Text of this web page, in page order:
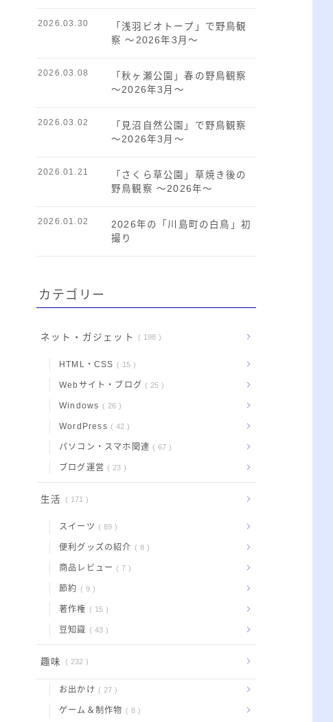
「浅羽ビオトープ」で野鳥観
察 ～2026年3月～
2026.03.30
「秋ヶ瀬公園」春の野鳥観察
～2026年3月～
2026.03.08
「見沼自然公園」で野鳥観察
～2026年3月～
2026.03.02
「さくら草公園」草焼き後の
野鳥観察 ～2026年～
2026.01.21
2026年の「川島町の白鳥」初
撮り
2026.01.02
カテゴリー
ネット・ガジェット 198
HTML・CSS 15
Webサイト・ブログ 25
Windows 26
WordPress 42
パソコン・スマホ関連 67
ブログ運営 23
生活 171
スイーツ 89
便利グッズの紹介 8
商品レビュー 7
節約 9
著作権 15
豆知識 43
趣味 232
お出かけ 27
ゲーム＆制作物 8